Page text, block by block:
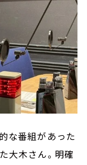
な番組があった
大木さん。明確